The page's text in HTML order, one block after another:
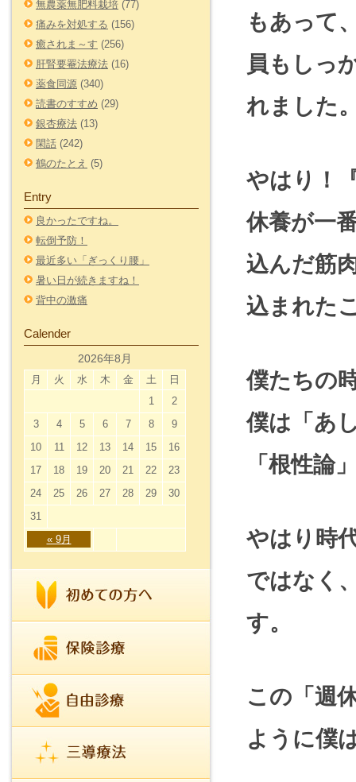
無農薬無肥料栽培 (77)
痛みを対処する (156)
癒されま～す (256)
肝腎要罨法療法 (16)
薬食同源 (340)
読書のすすめ (29)
銀杏療法 (13)
閑話 (242)
鶴のたとえ (5)
Entry
良かったですね。
転倒予防！
最近多い「ぎっくり腰」
暑い日が続きますね！
背中の激痛
Calender
2026年8月
月 火 水 木 金 土 日
« 9月
1
2
3
4 5 6 7 8
9
10
11 12 13 14 15
16
17
18 19 20 21 22
23
24
25 26 27 28 29
30
31
もあって
員もしっ
れました
やはり！
休養が一
込んだ筋
込まれた
僕たちの
僕は「あ
「根性論
やはり時
ではなく
す。
この「週
ように僕